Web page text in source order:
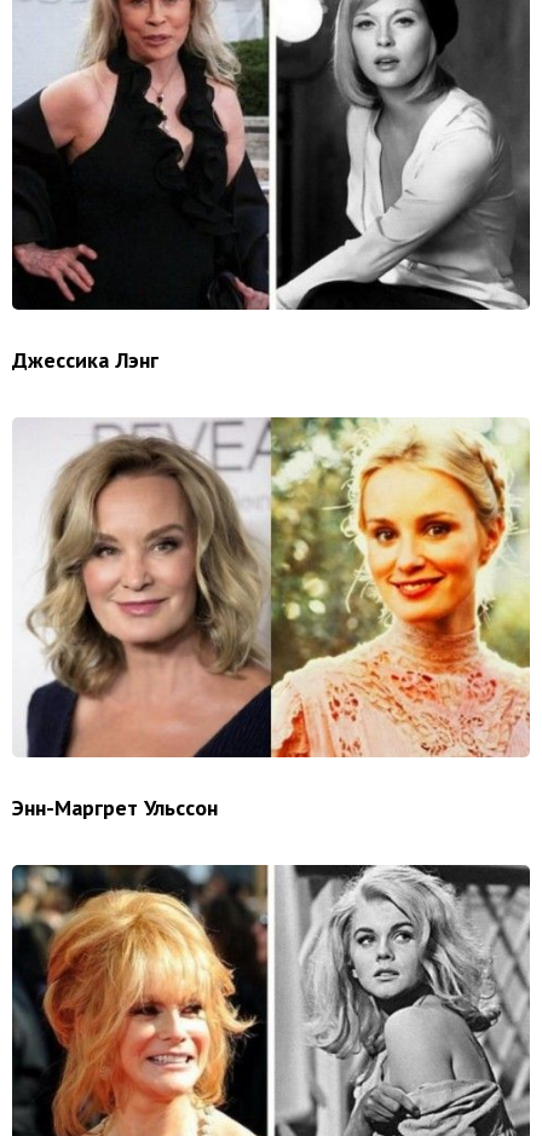
Джессика Лэнг
Энн-Маргрет Ульссон